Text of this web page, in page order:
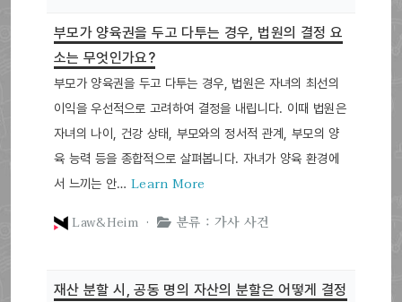
부모가 양육권을 두고 다투는 경우, 법원의 결정 요
소는 무엇인가요?
부모가 양육권을 두고 다투는 경우, 법원은 자녀의 최선의
이익을 우선적으로 고려하여 결정을 내립니다. 이때 법원은
자녀의 나이, 건강 상태, 부모와의 정서적 관계, 부모의 양
육 능력 등을 종합적으로 살펴봅니다. 자녀가 양육 환경에
서 느끼는 안…Learn More
Law&Heim ·
분류 : 가사 사건
재산 분할 시, 공동 명의 자산의 분할은 어떻게 결정